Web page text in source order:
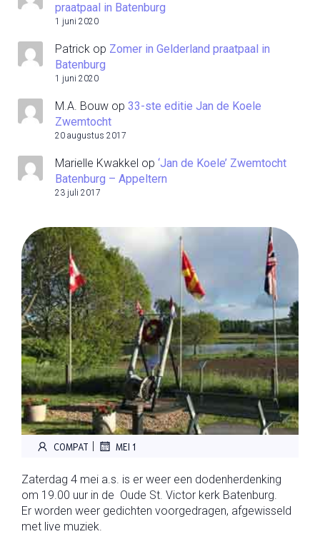
praatpaal in Batenburg
1 juni 2020
Patrick op Zomer in Gelderland praatpaal in
Batenburg
1 juni 2020
M.A. Bouw op 33-ste editie Jan de Koele
Zwemtocht
20 augustus 2017
Marielle Kwakkel op ‘Jan de Koele’ Zwemtocht
Batenburg – Appeltern
23 juli 2017
COMPAT | MEI 1
Zaterdag 4 mei a.s. is er weer een dodenherdenking
om 19.00 uur in de Oude St. Victor kerk Batenburg.
Er worden weer gedichten voorgedragen, afgewisseld
met live muziek.